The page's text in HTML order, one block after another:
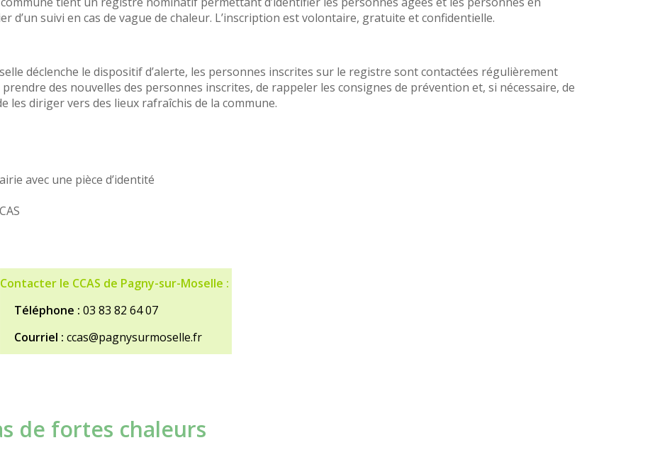
d’un suivi en cas de vague de chaleur. L’inscription est volontaire, gratuite et confidentielle.
déclenche le dispositif d’alerte, les personnes inscrites sur le registre sont contactées régulièrement
prendre des nouvelles des personnes inscrites, de rappeler les consignes de prévention et, si nécessaire, de
les diriger vers des lieux rafraîchis de la commune.
avec une pièce d’identité
Contacter le CCAS de Pagny-sur-Moselle :
Téléphone : 03 83 82 64 07
Courriel : ccas@pagnysurmoselle.fr
de fortes chaleurs